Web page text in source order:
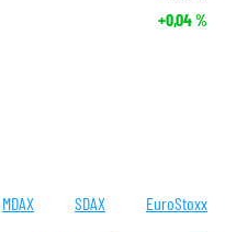
+0,04%
MDAX SDAX EuroStoxx